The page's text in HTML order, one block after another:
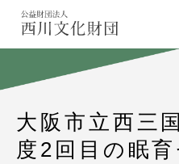
大阪市立西三
度2回目の眠